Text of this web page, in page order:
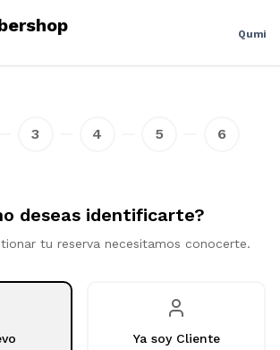
Qumi
3 4 5 6
deseas identificarte?
tu reserva necesitamos conocerte.
Ya soy Cliente